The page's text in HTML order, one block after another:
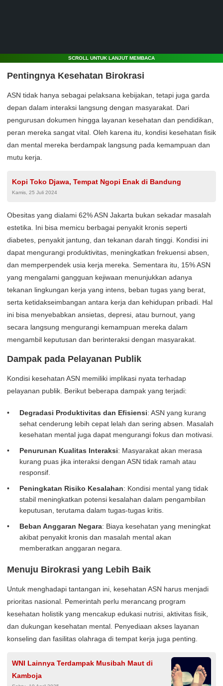
SCROLL UNTUK LANJUT MEMBACA
Pentingnya Kesehatan Birokrasi
ASN tidak hanya sebagai pelaksana kebijakan, tetapi juga garda
depan dalam interaksi langsung dengan masyarakat. Dari
pengurusan dokumen hingga layanan kesehatan dan pendidikan,
peran mereka sangat vital. Oleh karena itu, kondisi kesehatan fisik
dan mental mereka berdampak langsung pada kemampuan dan
mutu kerja.
Kopi Toko Djawa, Tempat Ngopi Enak di Bandung
Kamis, 25 Juli 2024
Obesitas yang dialami 62% ASN Jakarta bukan sekadar masalah
estetika. Ini bisa memicu berbagai penyakit kronis seperti
diabetes, penyakit jantung, dan tekanan darah tinggi. Kondisi ini
dapat mengurangi produktivitas, meningkatkan frekuensi absen,
dan memperpendek usia kerja mereka. Sementara itu, 15% ASN
yang mengalami gangguan kejiwaan menunjukkan adanya
tekanan lingkungan kerja yang intens, beban tugas yang berat,
serta ketidakseimbangan antara kerja dan kehidupan pribadi. Hal
ini bisa menyebabkan ansietas, depresi, atau burnout, yang
secara langsung mengurangi kemampuan mereka dalam
mengambil keputusan dan berinteraksi dengan masyarakat.
Dampak pada Pelayanan Publik
Kondisi kesehatan ASN memiliki implikasi nyata terhadap
pelayanan publik. Berikut beberapa dampak yang terjadi:
Degradasi Produktivitas dan Efisiensi: ASN yang kurang
sehat cenderung lebih cepat lelah dan sering absen. Masalah
kesehatan mental juga dapat mengurangi fokus dan motivasi.
Penurunan Kualitas Interaksi: Masyarakat akan merasa
kurang puas jika interaksi dengan ASN tidak ramah atau
responsif.
Peningkatan Risiko Kesalahan: Kondisi mental yang tidak
stabil meningkatkan potensi kesalahan dalam pengambilan
keputusan, terutama dalam tugas-tugas kritis.
Beban Anggaran Negara: Biaya kesehatan yang meningkat
akibat penyakit kronis dan masalah mental akan
memberatkan anggaran negara.
Menuju Birokrasi yang Lebih Baik
Untuk menghadapi tantangan ini, kesehatan ASN harus menjadi
prioritas nasional. Pemerintah perlu merancang program
kesehatan holistik yang mencakup edukasi nutrisi, aktivitas fisik,
dan dukungan kesehatan mental. Penyediaan akses layanan
konseling dan fasilitas olahraga di tempat kerja juga penting.
WNI Lainnya Terdampak Musibah Maut di
Kamboja